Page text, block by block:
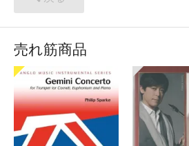
売れ筋商品